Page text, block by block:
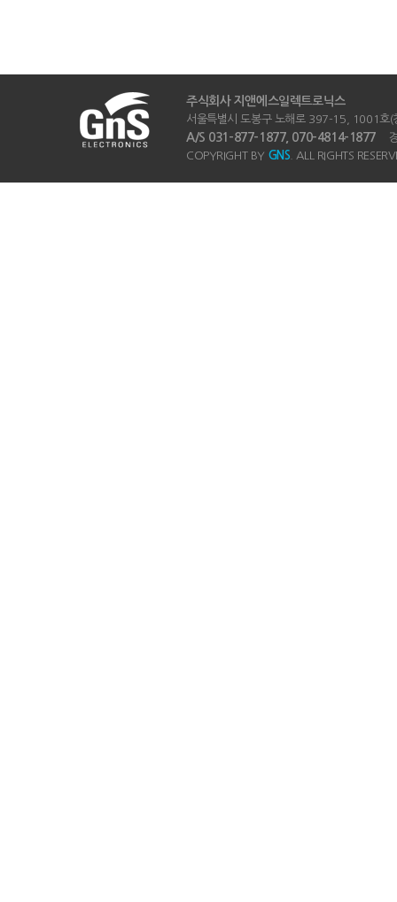
주식회사 지앤에스일렉트로닉스
서울특별시 도봉구 노해로 397-15,
A/S 031-877-1877, 070-4814-1877경
COPYRIGHT BY GNS . ALL RIGHTS